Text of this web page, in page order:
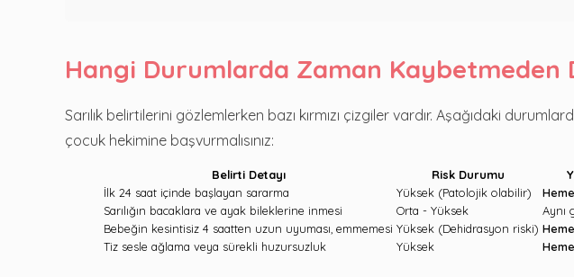
Hangi Durumlarda Zaman Kaybetmeden
Sarılık belirtilerini gözlemlerken bazı kırmızı çizgiler vardır. Aşağıdaki
çocuk hekimine başvurmalısınız:
Belirti Detayı Risk Durumu
İlk 24 saat içinde başlayan sararma
Yüksek (Patolojik olabilir)
Sarılığın bacaklara ve ayak bileklerine inmesi
Orta - Yüksek
Aynı
Bebeğin kesintisiz 4 saatten uzun uyuması, emmemesi Yüksek (Dehidrasyon riski)
Tiz sesle ağlama veya sürekli huzursuzluk
Yüksek